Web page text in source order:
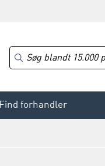
Find forhandler